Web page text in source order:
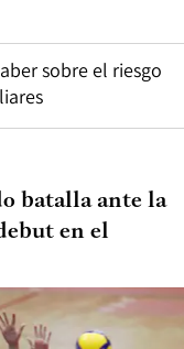
sobre el riesgo
batalla ante la
en el